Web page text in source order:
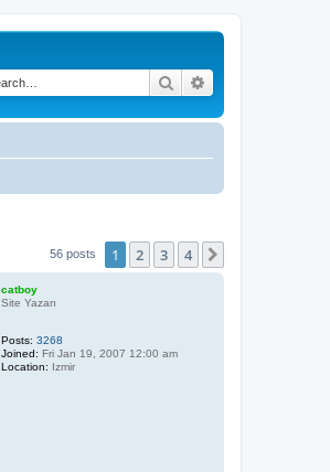
Search
56 posts 1 2 3 4
catboy
Site Yazarı
Posts: 3268
Joined: Fri Jan 19, 2007 12:00 am
Location: Izmir